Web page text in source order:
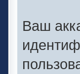
Ваш